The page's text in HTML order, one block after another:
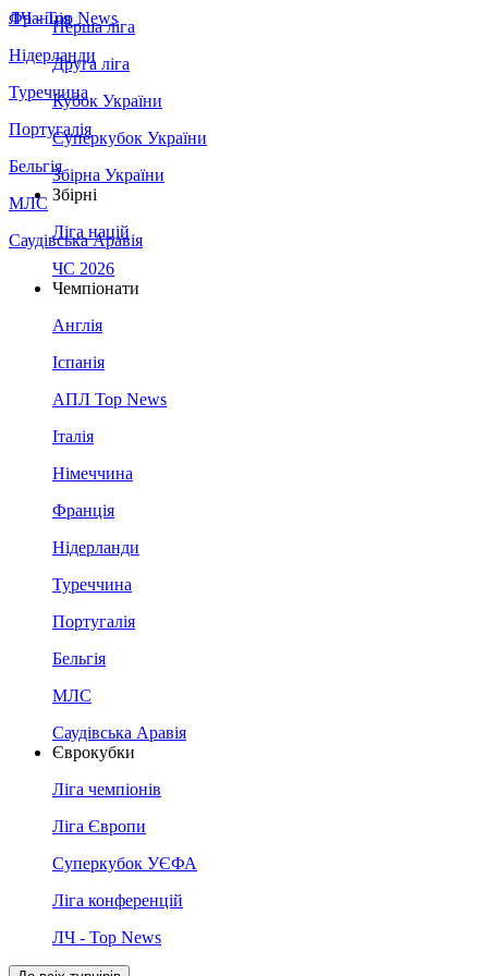
Франція
Нідерланди
Туреччина
Португалія
Бельгія
МЛС
Саудівська Аравія
ЛЧ - Top News
Перша ліга
Друга ліга
Кубок України
Суперкубок України
Збірна України
Збірні
Ліга націй
ЧС 2026
Чемпіонати
Англія
Іспанія
АПЛ Top News
Італія
Німеччина
Франція
Нідерланди
Туреччина
Португалія
Бельгія
МЛС
Саудівська Аравія
Єврокубки
Ліга чемпіонів
Ліга Європи
Суперкубок УЄФА
Ліга конференцій
ЛЧ - Top News